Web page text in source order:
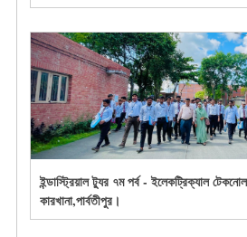
ইন্ডাস্ট্রিয়াল ট্যুর ৭ম পর্ব - ইলেকট্রিক্যাল
কারখানা,পার্বতীপুর।